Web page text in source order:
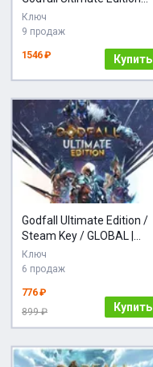
STEAM
Ключ
9 продаж
1546 ₽ Купить
Godfall Ultimate Edition /
Steam Key / GLOBAL |
АВТОВЫДАЧА 24/7
Ключ
6 продаж
776 ₽
899 ₽
Купить